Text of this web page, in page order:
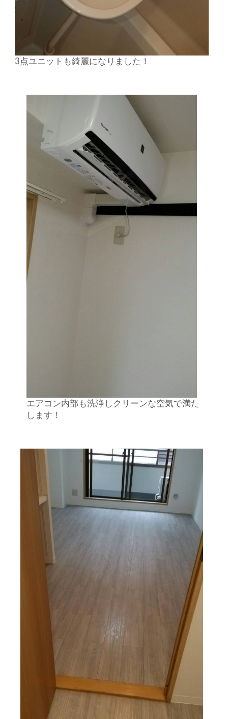
3点ユニットも綺麗になりました！
エアコン内部も洗浄しクリーンな空気で満た
します！